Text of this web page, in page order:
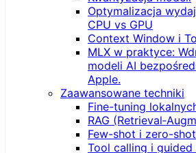
Optymalizacja
CPU vs GPU
Context Window i
MLX w praktyce:
modeli AI
Apple.
Zaawansowane techniki
Fine-tuning
RAG
Few-shot i zero-
Tool calling i guided